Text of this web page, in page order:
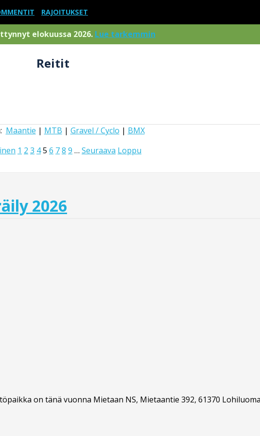
RAJOITUKSET
elokuussa 2026. Lue tarkemmin
Reitit
Maantie | MTB | Gravel / Cyclo | BMX
1 2 3 45 6 78 9 … Seuraava Loppu
2026
on tänä vuonna Mietaan NS, Mietaantie 392, 61370